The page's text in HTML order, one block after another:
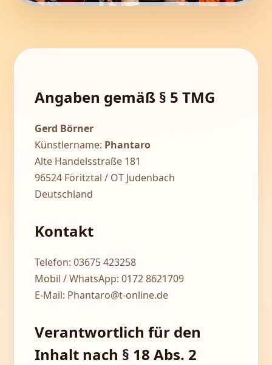
Angaben gemäß § 5 TMG
Gerd Börner
Künstlername: Phantaro
Alte Handelsstraße 181
96524 Föritztal / OT Judenbach
Deutschland
Kontakt
Telefon: 03675 423258
Mobil / WhatsApp: 0172 8621709
E-Mail: Phantaro@t-online.de
Verantwortlich für den
Inhalt nach § 18 Abs. 2